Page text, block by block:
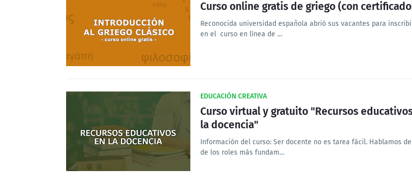
Curso online gratis de griego (con
Reconocida universidad española abrió sus vacantes para
en el curso en línea de …
EDUCACIÓN CREATIVA
Curso virtual y gratuito "Recursos
la docencia"
Información del curso: Ser docente no es tarea fácil. Hablamos
de los roles más fundam…